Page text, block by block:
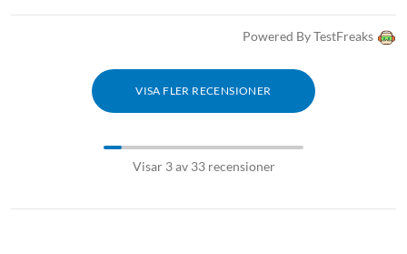
Powered By TestFreaks
VISA FLER RECENSIONER
Visar 3 av 33 recensioner